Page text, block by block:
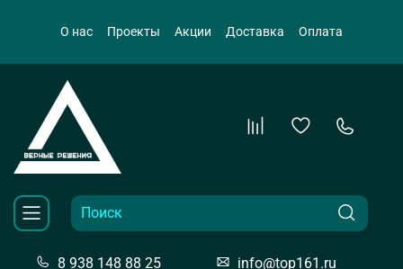
О нас Проекты Акции Доставка Оплата
8 938 148 88 25 info@top161.ru